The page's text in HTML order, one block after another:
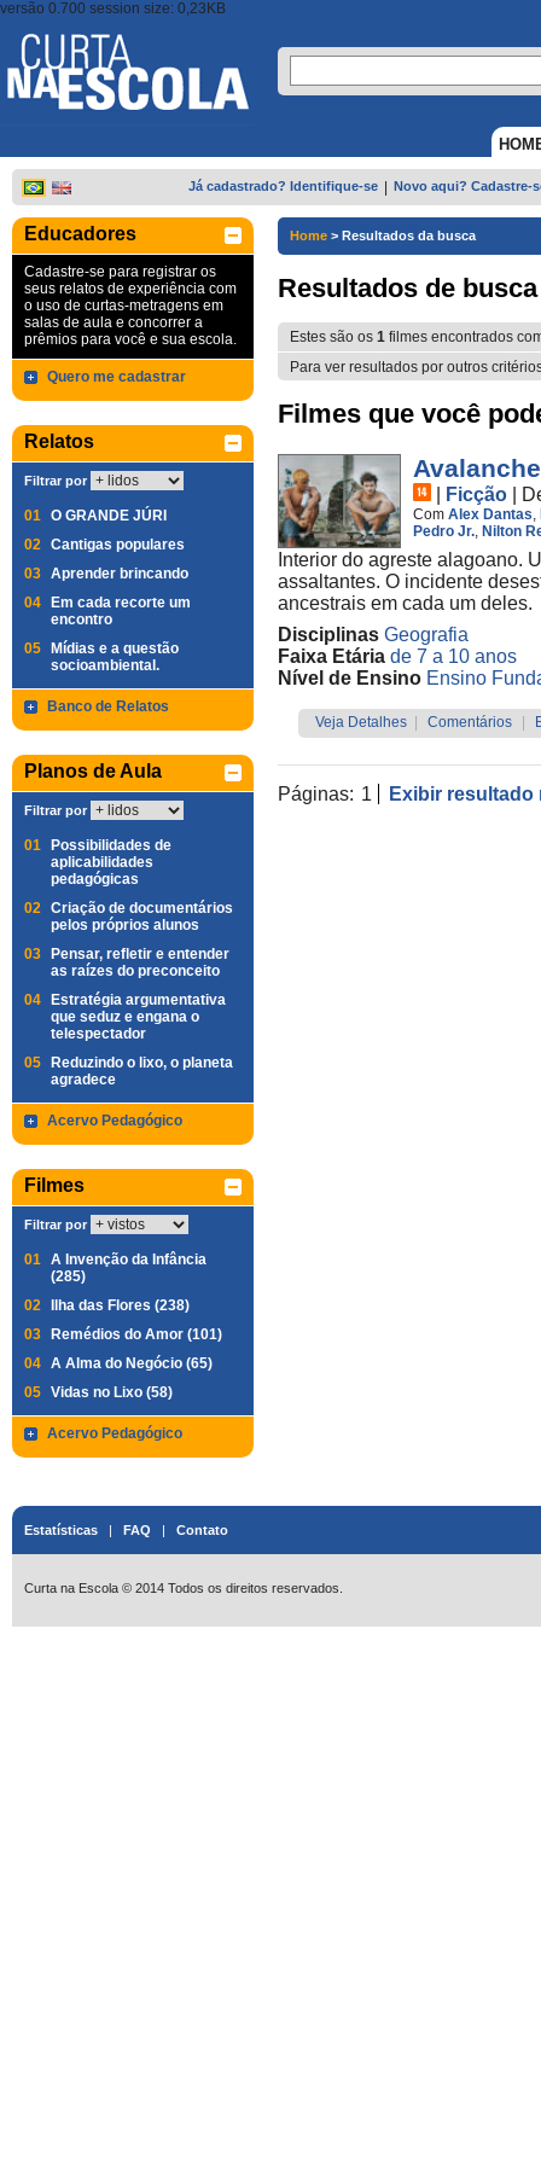
versão 0.700 session size: 0,23KB
Já cadastrado? Identifique-se Novo aqui? Cadastre-
Educadores
Cadastre-se para registrar os
seus relatos de experiência com
o uso de curtas-metragens em
salas de aula e concorrer a
prêmios para você e sua escola.
Quero me cadastrar
Relatos
Filtrar por
01 O GRANDE JÚRI
02 Cantigas populares
03 Aprender brincando
04
Em cada recorte um
encontro
05
Mídias e a questão
socioambiental.
Banco de Relatos
Planos de Aula
Filtrar por
01
Possibilidades de
aplicabilidades
pedagógicas
02 Criação de documentários
pelos próprios alunos
03
Pensar, refletir e entender
as raízes do preconceito
04
Estratégia argumentativa
que seduz e engana o
telespectador
05
Reduzindo o lixo, o planeta
agradece
Acervo Pedagógico
Filmes
Filtrar por
01 A Invenção da Infância
(285)
02
Ilha das Flores (238)
03
Remédios do Amor (101)
04 A Alma do Negócio (65)
05 Vidas no Lixo (58)
Acervo Pedagógico
Home > Resultados da busca
Resultados de busca
Estes são os 1 filmes encontrados
Para ver resultados por outros
Filmes que você
Avalanche
Ficção
Com Alex Dantas,
Pedro Jr., Nilton
Interior do agreste alagoano.
assaltantes. O incidente
ancestrais em cada um deles.
Disciplinas Geografia
Faixa Etária de 7 a 10 anos
Nível de Ensino Ensino
Veja Detalhes Comentários
Páginas: 1 Exibir resultado
Estatísticas | FAQ | Contato
Curta na Escola © 2014 Todos os direitos reservados.